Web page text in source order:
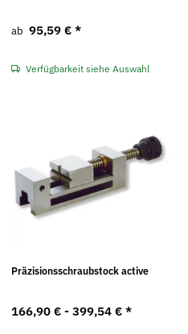
ab 95,59 € *
Verfügbarkeit siehe Auswahl
Präzisionsschraubstock active
166,90 € - 399,54 € *